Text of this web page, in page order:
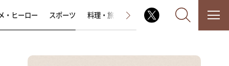
・ヒーロー スポーツ 料理・旅 ラジオ番組 その他